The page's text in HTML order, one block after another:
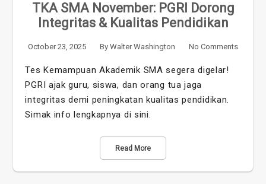
TKA SMA November: PGRI Dorong
Integritas & Kualitas Pendidikan
October 23, 2025 By Walter Washington No Comments
Tes Kemampuan Akademik SMA segera digelar!
PGRI ajak guru, siswa, dan orang tua jaga
integritas demi peningkatan kualitas pendidikan.
Simak info lengkapnya di sini.
Read More